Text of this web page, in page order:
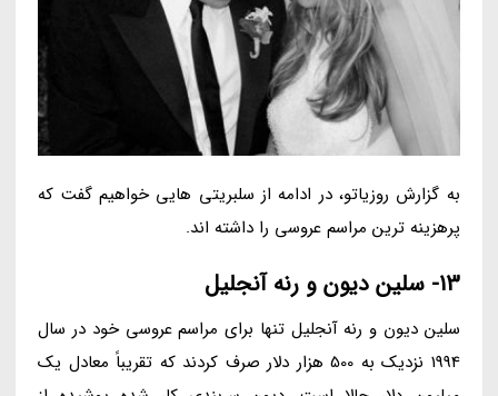
به گزارش روزیاتو، در ادامه از سلبریتی هایی خواهیم گفت که
پرهزینه ترین مراسم عروسی را داشته اند.
13- سلین دیون و رنه آنجلیل
سلین دیون و رنه آنجلیل تنها برای مراسم عروسی خود در سال
1994 نزدیک به 500 هزار دلار صرف کردند که تقریباً معادل یک